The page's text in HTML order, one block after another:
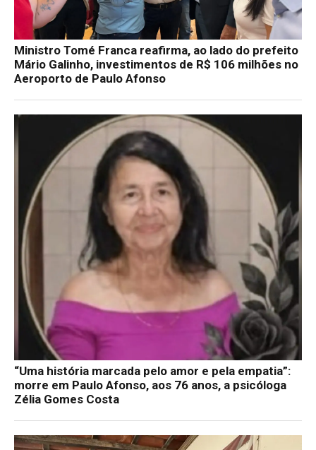
Ministro Tomé Franca reafirma, ao lado do prefeito
Mário Galinho, investimentos de R$ 106 milhões no
Aeroporto de Paulo Afonso
“Uma história marcada pelo amor e pela empatia”:
morre em Paulo Afonso, aos 76 anos, a psicóloga
Zélia Gomes Costa